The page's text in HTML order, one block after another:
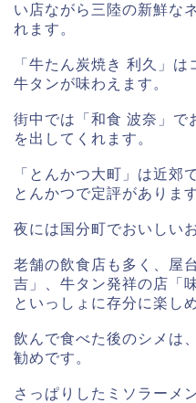
い店ながら三陸の新鮮な
れます。
「牛たん炭焼き 利久」
牛タンが味わえます。
街中では「和食 波奈」で
を出してくれます。
「とんかつ大町」は近郊
とんかつで定評があります
夜には国分町でおいしい
老舗の飲食店も多く、屋
吉」、牛タン発祥の店「
といっしょに存分に楽し
飲んで食べた後のシメは
勧めです。
さっぱりしたミソラーメ